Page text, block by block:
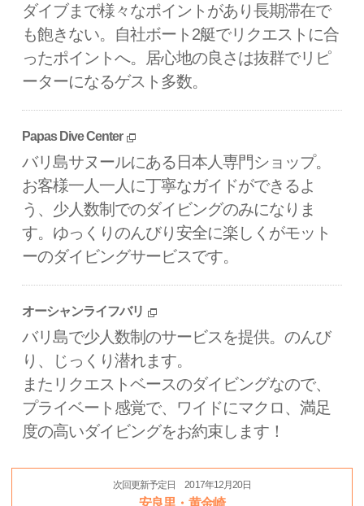
ダイブまで様々なポイントがあり長期滞在で
も飽きない。自社ボート2艇でリクエストに合
ったポイントへ。居心地の良さは抜群でリピ
ーターになるゲスト多数。
Papas Dive Center
バリ島サヌールにある日本人専門ショップ。
お客様一人一人に丁寧なガイドができるよ
う、少人数制でのダイビングのみになりま
す。ゆっくりのんびり安全に楽しくがモット
ーのダイビングサービスです。
オーシャンライフバリ
バリ島で少人数制のサービスを提供。のんび
り、じっくり潜れます。
またリクエストベースのダイビングなので、
プライベート感覚で、ワイドにマクロ、満足
度の高いダイビングをお約束します！
次回更新予定日 2017年12月20日
安良里・黄金崎